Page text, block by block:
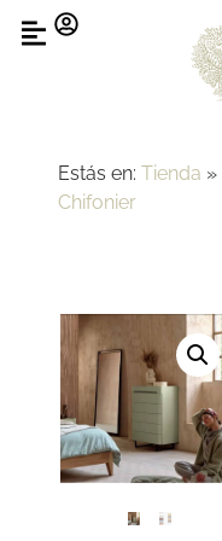
Estás en: Tienda »
Chifonier